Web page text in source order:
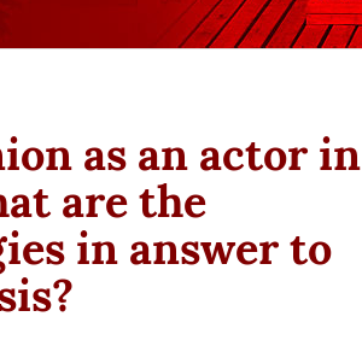
as an actor in
are the
in answer to